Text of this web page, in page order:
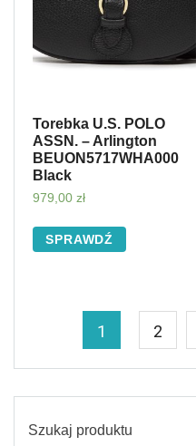
Torebka U.S. POLO
ASSN. – Arlington
BEUON5717WHA000
Black
979,00 zł
SPRAWDŹ
1 2
Szukaj produktu